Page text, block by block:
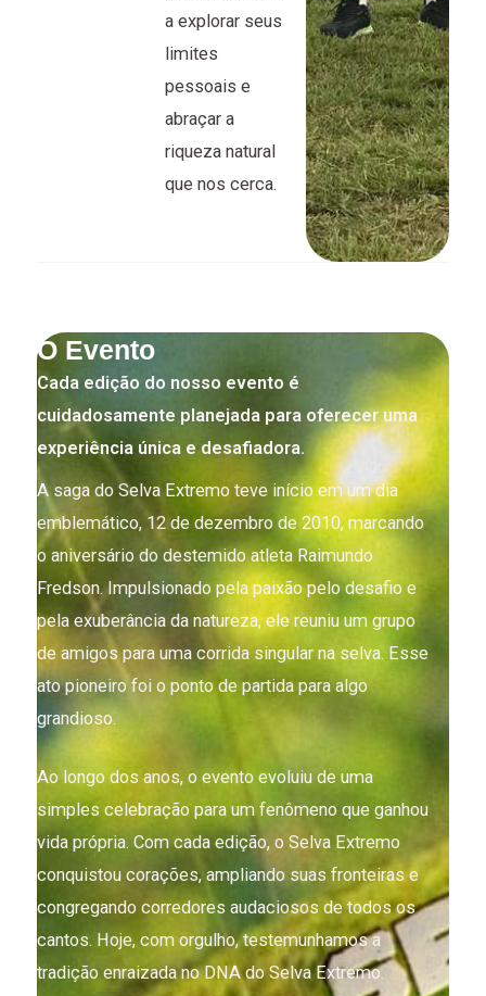
a explorar seus
limites
pessoais e
abraçar a
riqueza natural
que nos cerca.
O Evento
Cada edição do nosso evento é
cuidadosamente planejada para oferecer uma
experiência única e desafiadora.
A saga do Selva Extremo teve início em um dia
emblemático, 12 de dezembro de 2010, marcando
o aniversário do destemido atleta Raimundo
Fredson. Impulsionado pela paixão pelo desafio e
pela exuberância da natureza, ele reuniu um grupo
de amigos para uma corrida singular na selva. Esse
ato pioneiro foi o ponto de partida para algo
grandioso.
Ao longo dos anos, o evento evoluiu de uma
simples celebração para um fenômeno que ganhou
vida própria. Com cada edição, o Selva Extremo
conquistou corações, ampliando suas fronteiras e
congregando corredores audaciosos de todos os
cantos. Hoje, com orgulho, testemunhamos a
tradição enraizada no DNA do Selva Extremo.